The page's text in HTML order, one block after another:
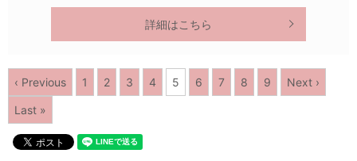
詳細はこちら
‹ Previous 1 2 3 4 5 6 7 8 9 Next ›
Last »